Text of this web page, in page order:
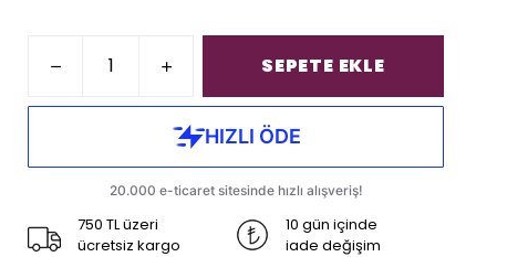
SEPETE EKLE
750 TL üzeri
ücretsiz kargo
10 gün içinde
iade değişim